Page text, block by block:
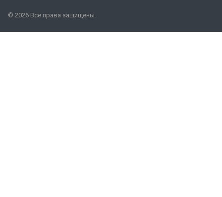
© 2026 Все права защищены.